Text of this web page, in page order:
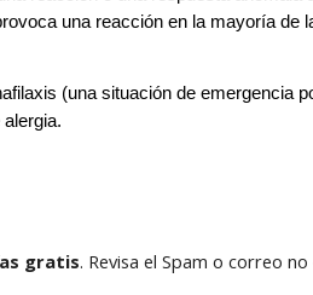
una reacción en la mayoría de
(una situación de emergencia
gratis. Revisa el Spam o correo